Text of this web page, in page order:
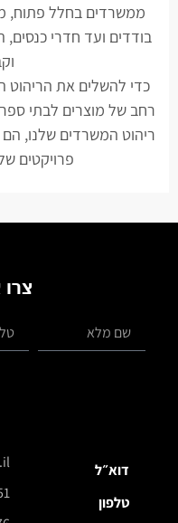
ממשרדים בחלל פתוח,
בודדים ועד חדרי
כדי להשלים את הריהוט
רחב של מוצרים לבתי
ריהוט המשרדים שלנו,
פרויקטים
דוא״ל
טלפון